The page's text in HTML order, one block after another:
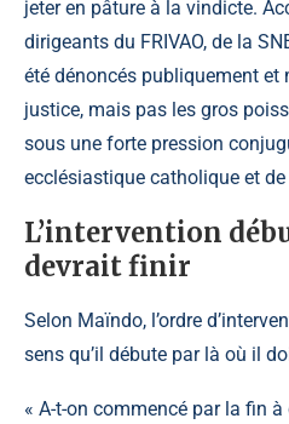
jeter en pâture à la vindicte.
dirigeants du FRIVAO, de la
été dénoncés publiquement
justice, mais pas les gros
sous une forte pression
ecclésiastique catholique et
L’intervention
devrait finir
Selon Maïndo, l’ordre
sens qu’il débute par là où il
« A-t-on commencé par la fin